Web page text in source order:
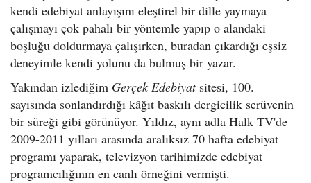
kendi edebiyat anlayışını eleştirel bir dille yaymaya
çalışmayı çok pahalı bir yöntemle yapıp o alandaki
boşluğu doldurmaya çalışırken, buradan çıkardığı eşsiz
deneyimle kendi yolunu da bulmuş bir yazar.
Yakından izlediğim Gerçek Edebiyatsitesi, 100.
sayısında sonlandırdığı kâğıt baskılı dergicilik serüvenin
bir süreği gibi görünüyor. Yıldız, aynı adla Halk TV'de
2009-2011 yılları arasında aralıksız 70 hafta edebiyat
programı yaparak, televizyon tarihimizde edebiyat
programcılığının en canlı örneğini vermişti.